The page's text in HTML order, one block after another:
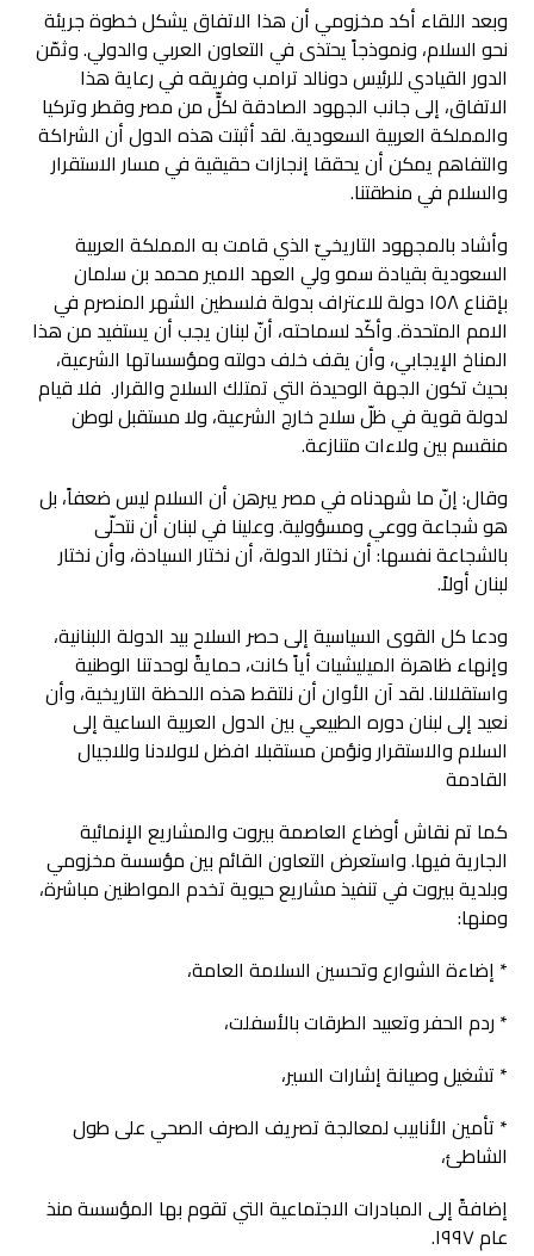
وبعد اللقاء أكد مخزومي أن هذا الاتفاق يشكل خطوة جريئة
نحو السلام، ونموذجاً يحتذى في التعاون العربي والدولي. وثمّن
الدور القيادي للرئيس دونالد ترامب وفريقه في رعاية هذا
الاتفاق، إلى جانب الجهود الصادقة لكلٍّ من مصر وقطر وتركيا
والمملكة العربية السعودية. لقد أثبتت هذه الدول أن الشراكة
والتفاهم يمكن أن يحققا إنجازات حقيقية في مسار الاستقرار
والسلام في منطقتنا.
وأشاد بالمجهود التاريخيّ الذي قامت به المملكة العربية
السعودية بقيادة سمو ولي العهد الامير محمد بن سلمان
بإقناع ١٥٨ دولة للاعتراف بدولة فلسطين الشهر المنصرم في
الامم المتحدة. وأكّد لسماحته، أنّ لبنان يجب أن يستفيد من هذا
المناخ الإيجابي، وأن يقف خلف دولته ومؤسساتها الشرعية،
بحيث تكون الجهة الوحيدة التي تمتلك السلاح والقرار. فلا قيام
لدولة قوية في ظلّ سلاح خارج الشرعية، ولا مستقبل لوطن
منقسم بين ولاءات متنازعة.
وقال: إنّ ما شهدناه في مصر يبرهن أن السلام ليس ضعفاً، بل
هو شجاعة ووعي ومسؤولية. وعلينا في لبنان أن نتحلّى
بالشجاعة نفسها: أن نختار الدولة، أن نختار السيادة، وأن نختار
لبنان أولاً.
ودعا كل القوى السياسية إلى حصر السلاح بيد الدولة اللبنانية،
وإنهاء ظاهرة الميليشيات أياً كانت، حمايةً لوحدتنا الوطنية
واستقلالنا. لقد آن الأوان أن نلتقط هذه اللحظة التاريخية، وأن
نعيد إلى لبنان دوره الطبيعي بين الدول العربية الساعية إلى
السلام والاستقرار ونؤمن مستقبلا افضل لاولادنا وللاجيال
القادمة
كما تم نقاش أوضاع العاصمة بيروت والمشاريع الإنمائية
الجارية فيها. واستعرض التعاون القائم بين مؤسسة مخزومي
وبلدية بيروت في تنفيذ مشاريع حيوية تخدم المواطنين مباشرة،
ومنها:
* إضاءة الشوارع وتحسين السلامة العامة،
* ردم الحفر وتعبيد الطرقات بالأسفلت،
* تشغيل وصيانة إشارات السير،
* تأمين الأنابيب لمعالجة تصريف الصرف الصحي على طول
الشاطئ،
إضافةً إلى المبادرات الاجتماعية التي تقوم بها المؤسسة منذ
عام ١٩٩٧.